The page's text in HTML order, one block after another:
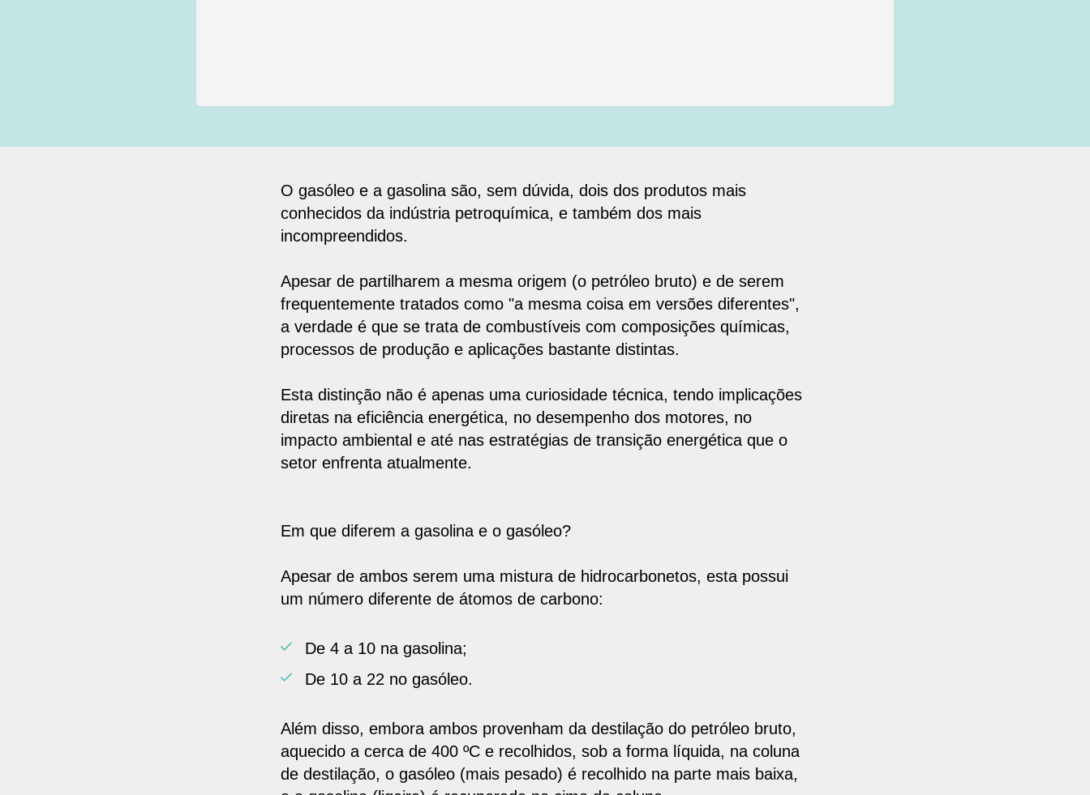
O gasóleo e a gasolina são, sem dúvida, dois dos produtos mais
conhecidos da indústria petroquímica, e também dos mais
incompreendidos.
Apesar de partilharem a mesma origem (o petróleo bruto) e de serem
frequentemente tratados como "a mesma coisa em versões diferentes",
a verdade é que se trata de combustíveis com composições químicas,
processos de produção e aplicações bastante distintas.
Esta distinção não é apenas uma curiosidade técnica, tendo implicações
diretas na eficiência energética, no desempenho dos motores, no
impacto ambiental e até nas estratégias de transição energética que o
setor enfrenta atualmente.
Em que diferem a gasolina e o gasóleo?
Apesar de ambos serem uma mistura de hidrocarbonetos, esta possui
um número diferente de átomos de carbono:
De 4 a 10 na gasolina;
De 10 a 22 no gasóleo.
Além disso, embora ambos provenham da destilação do petróleo bruto,
aquecido a cerca de 400 ºC e recolhidos, sob a forma líquida, na coluna
de destilação, o gasóleo (mais pesado) é recolhido na parte mais baixa,